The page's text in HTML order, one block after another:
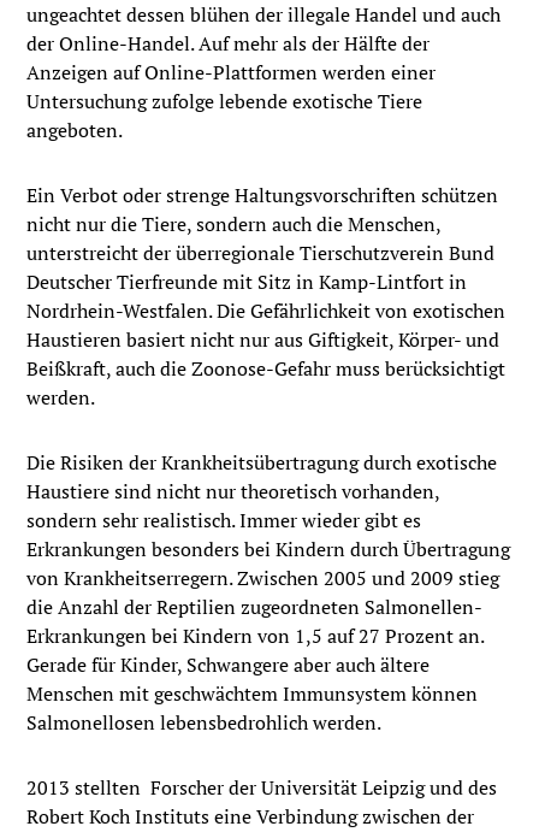
ungeachtet dessen blühen der illegale Handel und auch
der Online-Handel. Auf mehr als der Hälfte der
Anzeigen auf Online-Plattformen werden einer
Untersuchung zufolge lebende exotische Tiere
angeboten.
Ein Verbot oder strenge Haltungsvorschriften schützen
nicht nur die Tiere, sondern auch die Menschen,
unterstreicht der überregionale Tierschutzverein Bund
Deutscher Tierfreunde mit Sitz in Kamp-Lintfort in
Nordrhein-Westfalen. Die Gefährlichkeit von exotischen
Haustieren basiert nicht nur aus Giftigkeit, Körper- und
Beißkraft, auch die Zoonose-Gefahr muss berücksichtigt
werden.
Die Risiken der Krankheitsübertragung durch exotische
Haustiere sind nicht nur theoretisch vorhanden,
sondern sehr realistisch. Immer wieder gibt es
Erkrankungen besonders bei Kindern durch Übertragung
von Krankheitserregern. Zwischen 2005 und 2009 stieg
die Anzahl der Reptilien zugeordneten Salmonellen-
Erkrankungen bei Kindern von 1,5 auf 27 Prozent an.
Gerade für Kinder, Schwangere aber auch ältere
Menschen mit geschwächtem Immunsystem können
Salmonellosen lebensbedrohlich werden.
2013 stellten Forscher der Universität Leipzig und des
Robert Koch Instituts eine Verbindung zwischen der